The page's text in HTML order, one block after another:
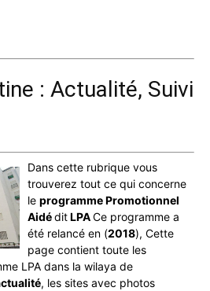
: Actualité, Suivi
Dans cette rubrique vous
trouverez tout ce qui concerne
le programme Promotionnel
AidéditLPACe programme a
été relancé en (2018), Cette
page contient toute les
LPA dans la wilaya de
, les sites avec photos